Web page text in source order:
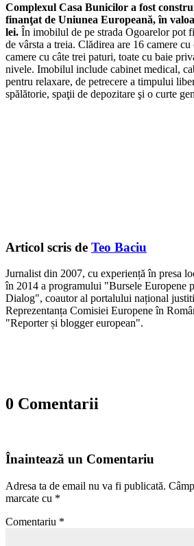
Complexul Casa Bunicilor a fost
finanţat de Uniunea Europeană, în
lei. În imobilul de pe strada Ogoarelor pot
de vârsta a treia. Clădirea are 16 camere
camere cu câte trei paturi, toate cu baie
nivele. Imobilul include cabinet medical,
pentru relaxare, de petrecere a timpului
spălătorie, spaţii de depozitare şi o curte
Articol scris de Teo Baciu
Jurnalist din 2007, cu experiență în presa
în 2014 a programului "Bursele Europene
Dialog", coautor al portalului național
Reprezentanța Comisiei Europene în
"Reporter și blogger european".
0 Comentarii
Înaintează un Comentariu
Adresa ta de email nu va fi publicată.
marcate cu *
Comentariu *